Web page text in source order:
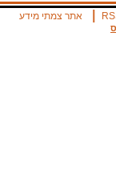
אתר צמתי מידע